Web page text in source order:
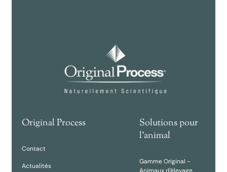
Original Process
Contact
Actualités
Solutions pour
l'animal
Gamme Original -
Animaux d'élevage